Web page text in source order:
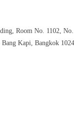
Room No. 1102,
Kapi, Bangkok